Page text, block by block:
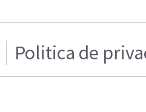
Politica de